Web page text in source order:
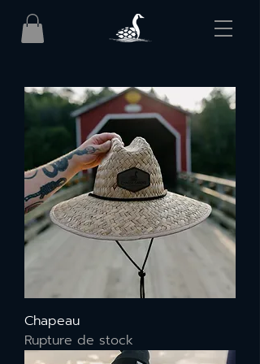
Chapeau
Rupture de stock